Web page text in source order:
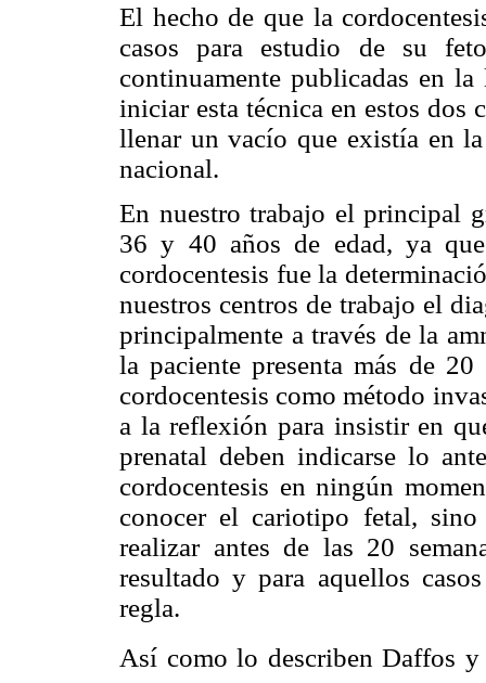
El hecho de que la
casos para estudio de su
continuamente publicadas en
iniciar esta técnica en estos dos
llenar un vacío que existía en
nacional.
En nuestro trabajo el principal
36 y 40 años de edad, ya
cordocentesis fue la
nuestros centros de trabajo el
principalmente a través de la
la paciente presenta más de
cordocentesis como método
a la reflexión para insistir en
prenatal deben indicarse lo
cordocentesis en ningún
conocer el cariotipo fetal,
realizar antes de las 20
resultado y para aquellos
regla.
Así como lo describen Daffos